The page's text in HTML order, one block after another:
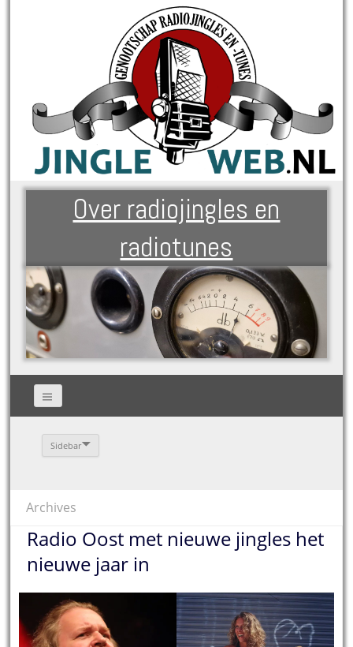
Over radiojingles en
radiotunes
Sidebar
Archives
Radio Oost met nieuwe jingles het
nieuwe jaar in